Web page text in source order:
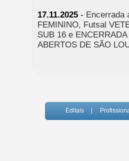
17.11.2025 - Encerrada
FEMININO, Futsal
SUB 16 e
ABERTOS DE SÃO
Editais